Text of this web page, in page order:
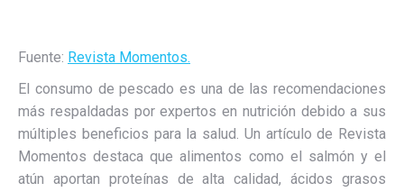
Fuente: Revista Momentos.
El consumo de pescado es una de las recomendaciones
más respaldadas por expertos en nutrición debido a sus
múltiples beneficios para la salud. Un artículo de Revista
Momentos destaca que alimentos como el salmón y el
atún aportan proteínas de alta calidad, ácidos grasos